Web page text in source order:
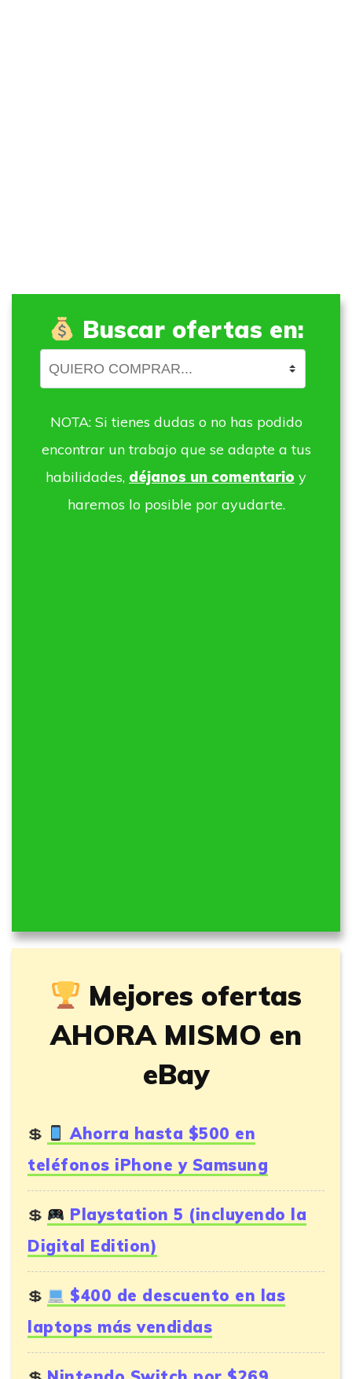
Buscar ofertas en:
NOTA: Si tienes dudas o no has podido
encontrar un trabajo que se adapte a tus
habilidades, déjanos un comentario y
haremos lo posible por ayudarte.
Mejores ofertas
AHORA MISMO en
eBay
Ahorra hasta $500 en
teléfonos iPhone y Samsung
Playstation 5 (incluyendo la
Digital Edition)
$400 de descuento en las
laptops más vendidas